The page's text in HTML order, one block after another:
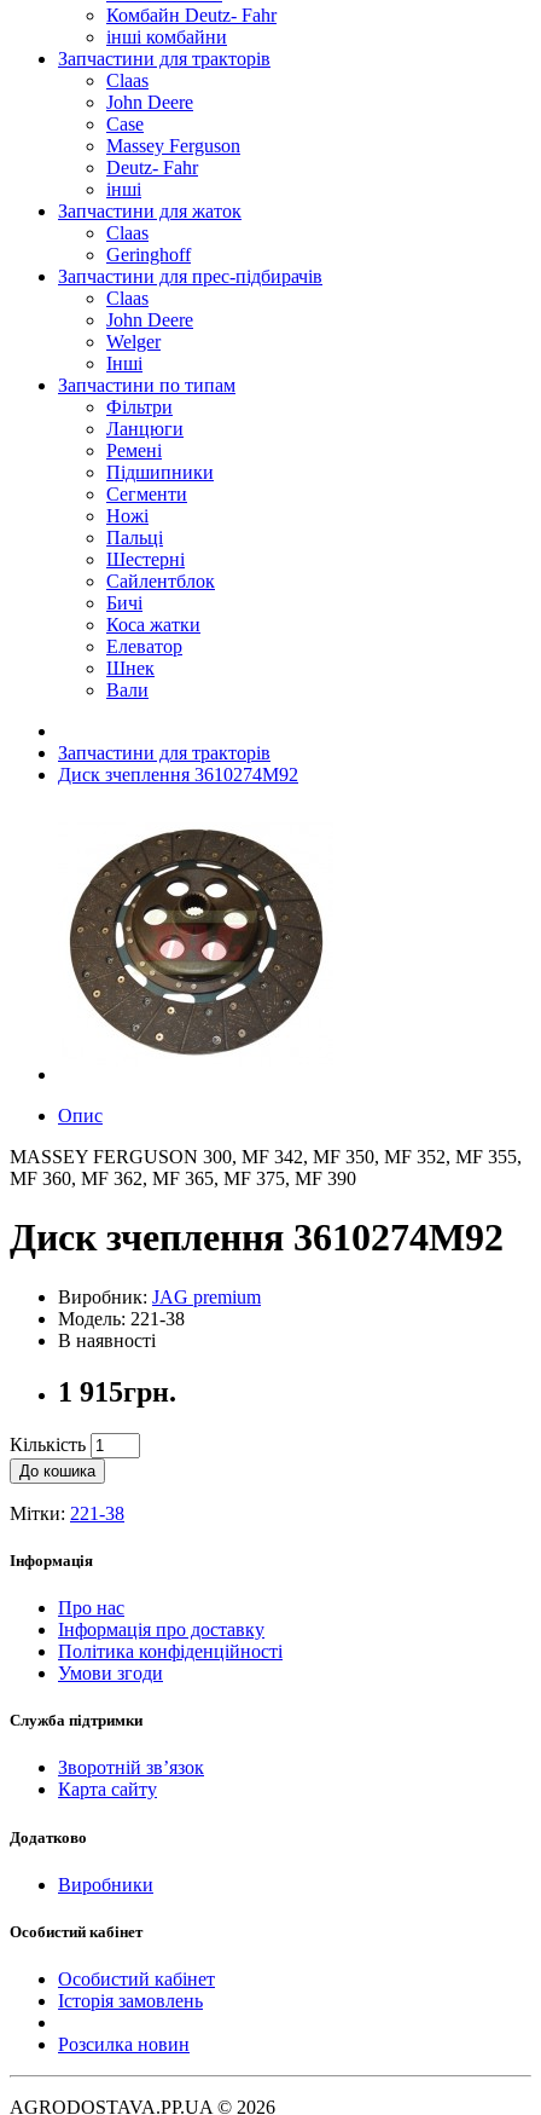
Комбайн Deutz- Fahr
інші комбайни
Запчастини для тракторів
Claas
John Deere
Case
Massey Ferguson
Deutz- Fahr
інші
Запчастини для жаток
Claas
Geringhoff
Запчастини для прес-підбирачів
Claas
John Deere
Welger
Інші
Запчастини по типам
Фільтри
Ланцюги
Ремені
Підшипники
Сегменти
Ножі
Пальці
Шестерні
Сайлентблок
Бичі
Коса жатки
Елеватор
Шнек
Вали
Запчастини для тракторів
Диск зчеплення 3610274M92
Опис
MASSEY FERGUSON 300, MF 342, MF 350, MF 352, MF 355,
MF 360, MF 362, MF 365, MF 375, MF 390
Диск зчеплення 3610274M92
Виробник: JAG premium
Модель: 221-38
В наявності
1 915грн.
Кількість
До кошика
Мітки: 221-38
Інформація
Про нас
Інформація про доставку
Політика конфіденційності
Умови згоди
Служба підтримки
Зворотній зв’язок
Карта сайту
Додатково
Виробники
Особистий кабінет
Особистий кабінет
Історія замовлень
Розсилка новин
AGRODOSTAVA.PP.UA © 2026